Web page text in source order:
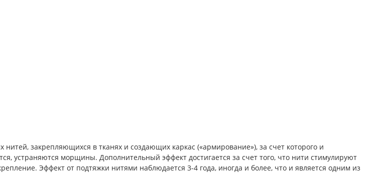
закрепляющихся в тканях и создающих каркас («армирование»), за счет которого и
устраняются морщины. Дополнительный эффект достигается за счет того, что нити стимулируют
Эффект от подтяжки нитями наблюдается 3-4 года, иногда и более, что и является одним из